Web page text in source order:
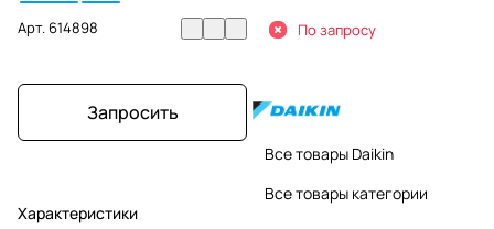
Арт.614898
Запросить
Характеристики
По запросу
Все товары Daikin
Все товары категории